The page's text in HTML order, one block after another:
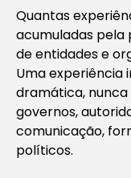
Quantas
acumuladas pela
de entidades e
Uma experiência
dramática,
governos,
comunicação,
políticos.